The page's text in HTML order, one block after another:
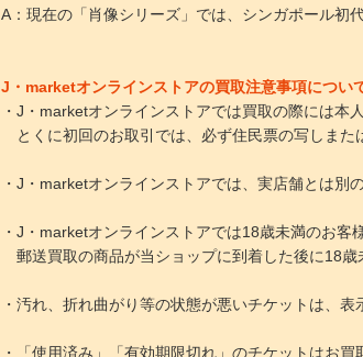
A：現在の「肖像シリーズ」では、シンガポール初
J・marketオンラインストアの買取注意事項につい
・J・marketオンラインストアでは買取の際には本
とくに初回のお取引では、必ず住民票の写しまた
・J・marketオンラインストアでは、実店舗とは別
・J・marketオンラインストアでは18歳未満のお客
郵送買取の商品が当ショップに到着した後に18歳
・汚れ、折れ曲がり等の状態が悪いチケットは、
・「使用済み」「有効期限切れ」のチケットはお買